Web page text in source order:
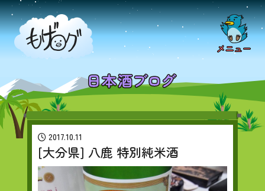
2017.10.11
[大分県] 八鹿 特別純米酒